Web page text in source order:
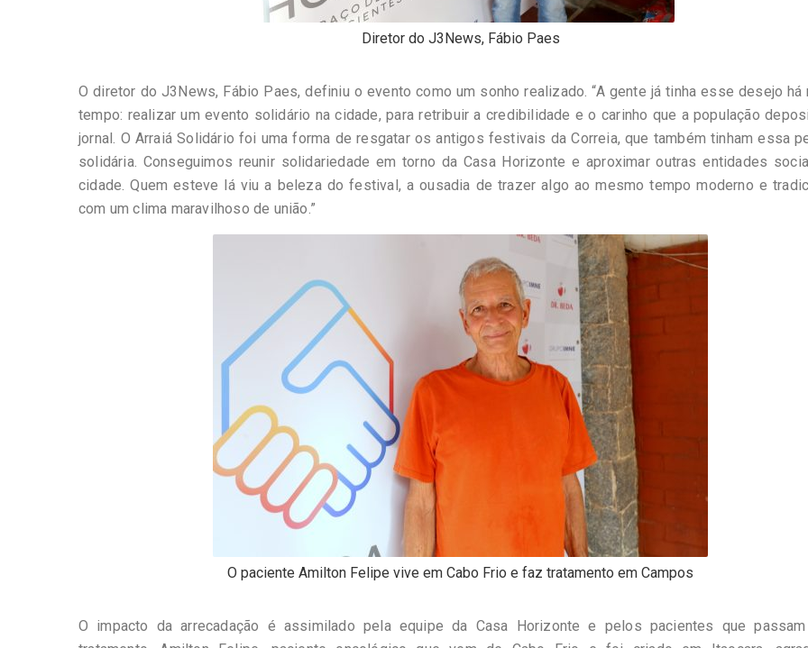
Diretor do J3News, Fábio Paes
O diretor do J3News, Fábio Paes, definiu o evento como um sonho realizado. “A gente já tinha esse desejo há
tempo: realizar um evento solidário na cidade, para retribuir a credibilidade e o carinho que a população
jornal. O Arraiá Solidário foi uma forma de resgatar os antigos festivais da Correia, que também tinham essa
solidária. Conseguimos reunir solidariedade em torno da Casa Horizonte e aproximar outras entidades
cidade. Quem esteve lá viu a beleza do festival, a ousadia de trazer algo ao mesmo tempo moderno e
com um clima maravilhoso de união.”
O paciente Amilton Felipe vive em Cabo Frio e faz tratamento em Campos
O impacto da arrecadação é assimilado pela equipe da Casa Horizonte e pelos pacientes que